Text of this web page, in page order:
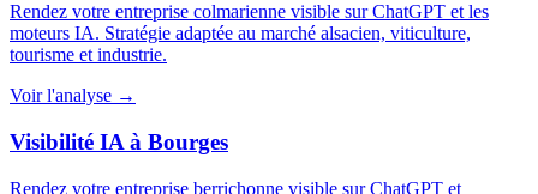
Rendez votre entreprise colmarienne visible sur ChatGPT et les
moteurs IA. Stratégie adaptée au marché alsacien, viticulture,
tourisme et industrie.
Voir l'analyse →
Visibilité IA à Bourges
Rendez votre entreprise berrichonne visible sur ChatGPT et